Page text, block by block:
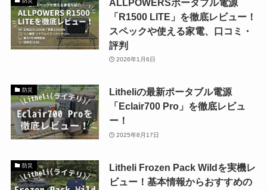
ALLPOWERSポータブル電源
「R1500 LITE」を徹底レビュー！
スペックや使える家電、口コミ・
評判
2026年1月6日
防災
Litheliの最新ポータブル電源
「Eclair700 Pro」を徹底レビュ
ー！
2025年8月17日
防災
Litheli Frozen Pack Wildを実機レ
ビュー！基本情報からおすすめの